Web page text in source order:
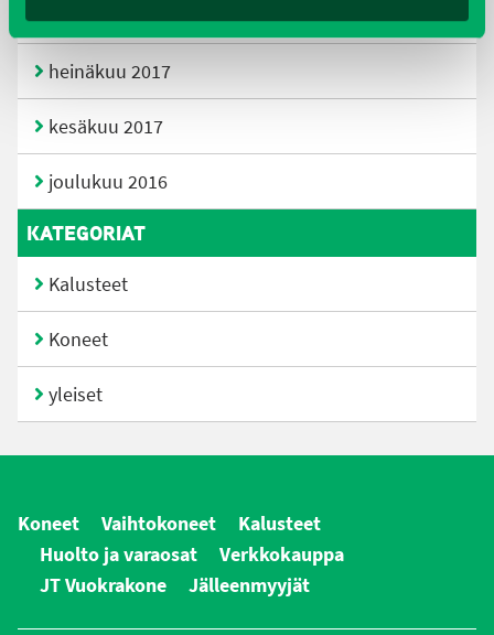
joulukuu 2017
heinäkuu 2017
kesäkuu 2017
joulukuu 2016
KATEGORIAT
Kalusteet
Koneet
yleiset
Koneet Vaihtokoneet
Kalusteet
Huolto ja varaosat
Verkkokauppa
JT Vuokrakone
Jälleenmyyjät